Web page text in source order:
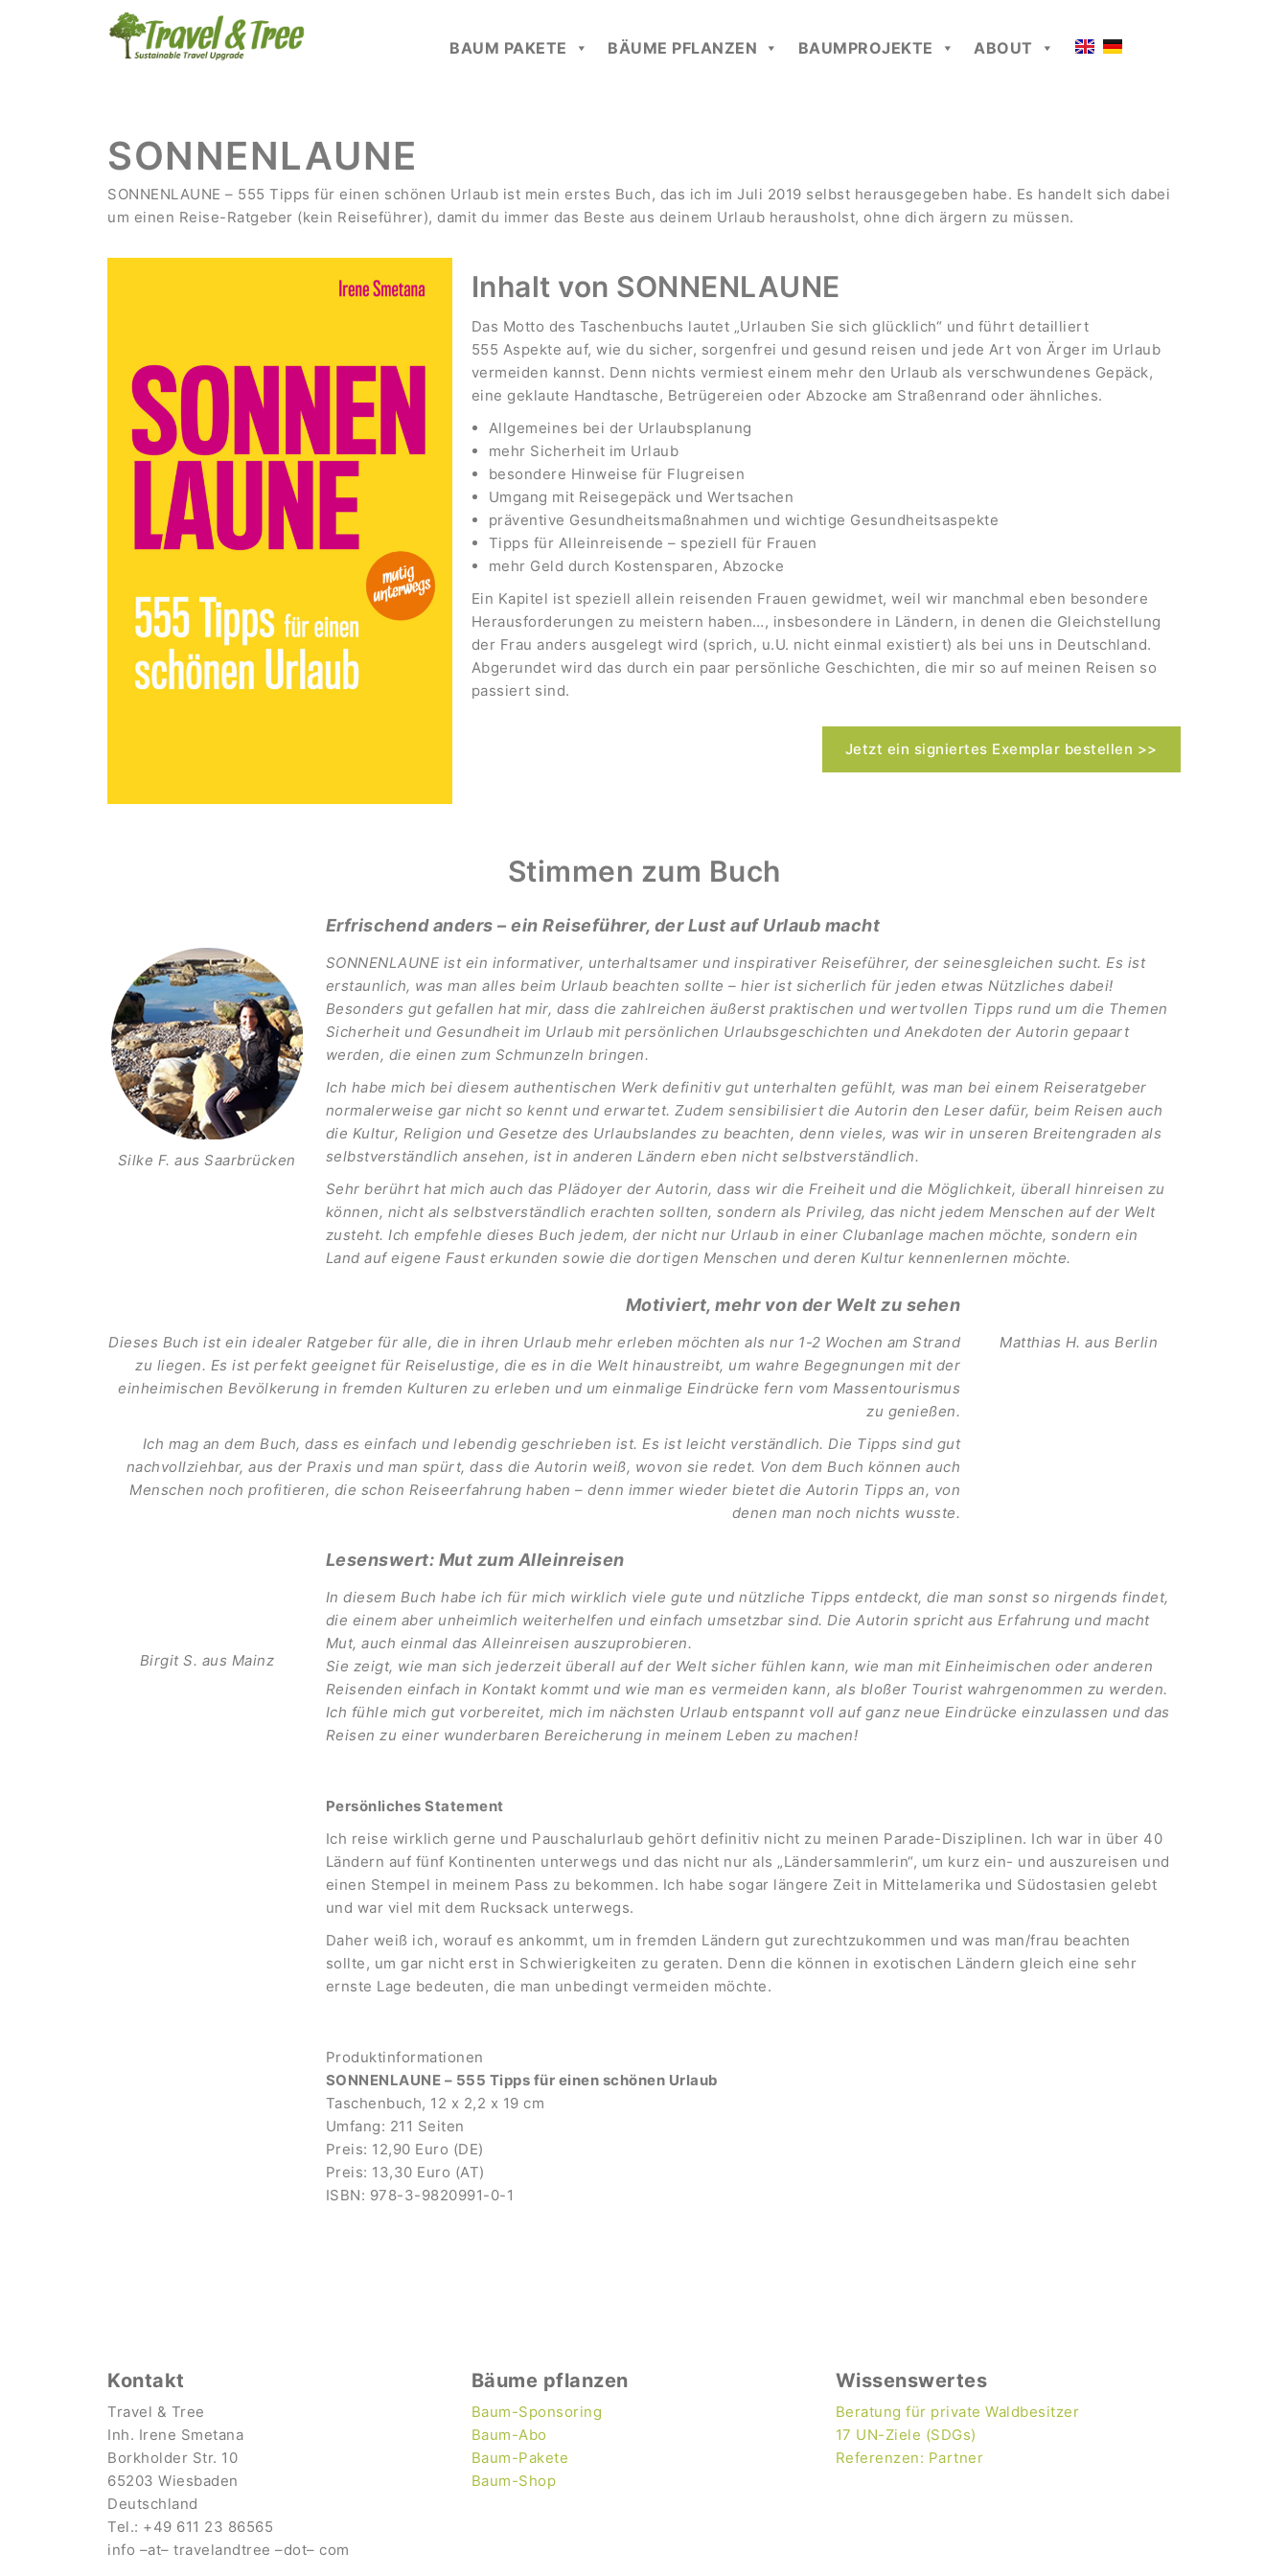
BAUM PAKETE BÄUME PFLANZEN BAUMPROJEKTE ABOUT
SONNENLAUNE
SONNENLAUNE – 555 Tipps für einen schönen Urlaub ist mein erstes Buch, das ich im Juli 2019 selbst herausgegeben habe. Es handelt sich dabei
um einen Reise-Ratgeber (kein Reiseführer), damit du immer das Beste aus deinem Urlaub herausholst, ohne dich ärgern zu müssen.
Inhalt von SONNENLAUNE
Das Motto des Taschenbuchs lautet „Urlauben Sie sich glücklich“ und führt detailliert
555 Aspekte auf, wie du sicher, sorgenfrei und gesund reisen und jede Art von Ärger im Urlaub
vermeiden kannst. Denn nichts vermiest einem mehr den Urlaub als verschwundenes Gepäck,
eine geklaute Handtasche, Betrügereien oder Abzocke am Straßenrand oder ähnliches.
Allgemeines bei der Urlaubsplanung
mehr Sicherheit im Urlaub
besondere Hinweise für Flugreisen
Umgang mit Reisegepäck und Wertsachen
präventive Gesundheitsmaßnahmen und wichtige Gesundheitsaspekte
Tipps für Alleinreisende – speziell für Frauen
mehr Geld durch Kostensparen, Abzocke
Ein Kapitel ist speziell allein reisenden Frauen gewidmet, weil wir manchmal eben besondere
Herausforderungen zu meistern haben…, insbesondere in Ländern, in denen die Gleichstellung
der Frau anders ausgelegt wird (sprich, u.U. nicht einmal existiert) als bei uns in Deutschland.
Abgerundet wird das durch ein paar persönliche Geschichten, die mir so auf meinen Reisen so
passiert sind.
Jetzt ein signiertes Exemplar bestellen >>
Stimmen zum Buch
Silke F. aus Saarbrücken
Erfrischend anders – ein Reiseführer, der Lust auf Urlaub macht
SONNENLAUNE ist ein informativer, unterhaltsamer und inspirativer Reiseführer, der seinesgleichen sucht. Es ist
erstaunlich, was man alles beim Urlaub beachten sollte – hier ist sicherlich für jeden etwas Nützliches dabei!
Besonders gut gefallen hat mir, dass die zahlreichen äußerst praktischen und wertvollen Tipps rund um die Themen
Sicherheit und Gesundheit im Urlaub mit persönlichen Urlaubsgeschichten und Anekdoten der Autorin gepaart
werden, die einen zum Schmunzeln bringen.
Ich habe mich bei diesem authentischen Werk definitiv gut unterhalten gefühlt, was man bei einem Reiseratgeber
normalerweise gar nicht so kennt und erwartet. Zudem sensibilisiert die Autorin den Leser dafür, beim Reisen auch
die Kultur, Religion und Gesetze des Urlaubslandes zu beachten, denn vieles, was wir in unseren Breitengraden als
selbstverständlich ansehen, ist in anderen Ländern eben nicht selbstverständlich.
Sehr berührt hat mich auch das Plädoyer der Autorin, dass wir die Freiheit und die Möglichkeit, überall hinreisen zu
können, nicht als selbstverständlich erachten sollten, sondern als Privileg, das nicht jedem Menschen auf der Welt
zusteht. Ich empfehle dieses Buch jedem, der nicht nur Urlaub in einer Clubanlage machen möchte, sondern ein
Land auf eigene Faust erkunden sowie die dortigen Menschen und deren Kultur kennenlernen möchte.
Motiviert, mehr von der Welt zu sehen
Dieses Buch ist ein idealer Ratgeber für alle, die in ihren Urlaub mehr erleben möchten als nur 1-2 Wochen am Strand
zu liegen. Es ist perfekt geeignet für Reiselustige, die es in die Welt hinaustreibt, um wahre Begegnungen mit der
einheimischen Bevölkerung in fremden Kulturen zu erleben und um einmalige Eindrücke fern vom Massentourismus
zu genießen.
Ich mag an dem Buch, dass es einfach und lebendig geschrieben ist. Es ist leicht verständlich. Die Tipps sind gut
nachvollziehbar, aus der Praxis und man spürt, dass die Autorin weiß, wovon sie redet. Von dem Buch können auch
Menschen noch profitieren, die schon Reiseerfahrung haben – denn immer wieder bietet die Autorin Tipps an, von
denen man noch nichts wusste.
Matthias H. aus Berlin
Birgit S. aus Mainz
Lesenswert: Mut zum Alleinreisen
In diesem Buch habe ich für mich wirklich viele gute und nützliche Tipps entdeckt, die man sonst so nirgends findet,
die einem aber unheimlich weiterhelfen und einfach umsetzbar sind. Die Autorin spricht aus Erfahrung und macht
Mut, auch einmal das Alleinreisen auszuprobieren.
Sie zeigt, wie man sich jederzeit überall auf der Welt sicher fühlen kann, wie man mit Einheimischen oder anderen
Reisenden einfach in Kontakt kommt und wie man es vermeiden kann, als bloßer Tourist wahrgenommen zu werden.
Ich fühle mich gut vorbereitet, mich im nächsten Urlaub entspannt voll auf ganz neue Eindrücke einzulassen und das
Reisen zu einer wunderbaren Bereicherung in meinem Leben zu machen!
Persönliches Statement
Ich reise wirklich gerne und Pauschalurlaub gehört definitiv nicht zu meinen Parade-Disziplinen. Ich war in über 40
Ländern auf fünf Kontinenten unterwegs und das nicht nur als „Ländersammlerin“, um kurz ein- und auszureisen und
einen Stempel in meinem Pass zu bekommen. Ich habe sogar längere Zeit in Mittelamerika und Südostasien gelebt
und war viel mit dem Rucksack unterwegs.
Daher weiß ich, worauf es ankommt, um in fremden Ländern gut zurechtzukommen und was man/frau beachten
sollte, um gar nicht erst in Schwierigkeiten zu geraten. Denn die können in exotischen Ländern gleich eine sehr
ernste Lage bedeuten, die man unbedingt vermeiden möchte.
Produktinformationen
SONNENLAUNE – 555 Tipps für einen schönen Urlaub
Taschenbuch, 12 x 2,2 x 19 cm
Umfang: 211 Seiten
Preis: 12,90 Euro (DE)
Preis: 13,30 Euro (AT)
ISBN: 978-3-9820991-0-1
Kontakt
Travel & Tree
Inh. Irene Smetana
Borkholder Str. 10
65203 Wiesbaden
Deutschland
Tel.: +49 611 23 86565
info –at– travelandtree –dot– com
Bäume pflanzen
Baum-Sponsoring
Baum-Abo
Baum-Pakete
Baum-Shop
Wissenswertes
Beratung für private Waldbesitzer
17 UN-Ziele (SDGs)
Referenzen: Partner